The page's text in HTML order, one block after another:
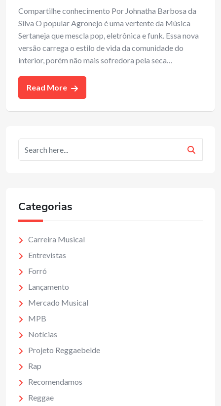
Compartilhe conhecimento Por Johnatha Barbosa da
Silva O popular Agronejo é uma vertente da Música
Sertaneja que mescla pop, eletrônica e funk. Essa nova
versão carrega o estilo de vida da comunidade do
interior, porém não mais sofredora pela seca…
Read More
Categorias
Carreira Musical
Entrevistas
Forró
Lançamento
Mercado Musical
MPB
Notícias
Projeto Reggaebelde
Rap
Recomendamos
Reggae